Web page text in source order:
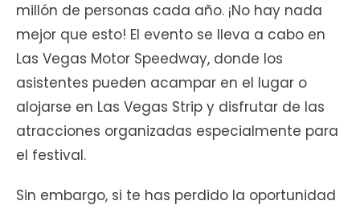
millón de personas cada año. ¡No hay nada
mejor que esto! El evento se lleva a cabo en
Las Vegas Motor Speedway, donde los
asistentes pueden acampar en el lugar o
alojarse en Las Vegas Strip y disfrutar de las
atracciones organizadas especialmente para
el festival.
Sin embargo, si te has perdido la oportunidad